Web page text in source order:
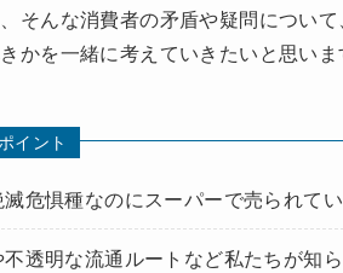
そんな消費者の矛盾や疑問につい
かを一緒に考えていきたいと思いま
イント
滅危惧種なのにスーパーで売られて
不透明な流通ルートなど私たちが知